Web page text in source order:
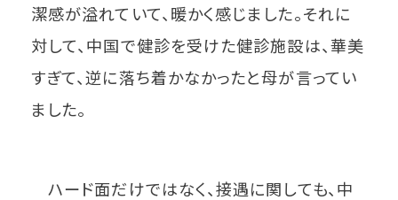
潔感が溢れていて、暖かく感じました。それに
対して、中国で健診を受けた健診施設は、華美
すぎて、逆に落ち着かなかったと母が言ってい
ました。
ハード面だけではなく、接遇に関しても、中